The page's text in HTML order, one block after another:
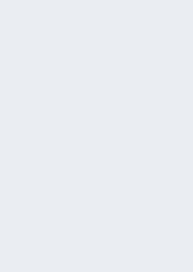
pep-0263/ for